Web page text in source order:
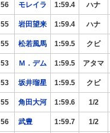
56 モレイラ 1:59.4 ハナ
55 岩田望来 1:59.4 ハナ
55 松若風馬 1:59.5 クビ
53 Ｍ．デム 1:59.5 アタマ
53 坂井瑠星 1:59.5 クビ
55 角田大河 1:59.6 1/2
56 武豊 1:59.7 1/2